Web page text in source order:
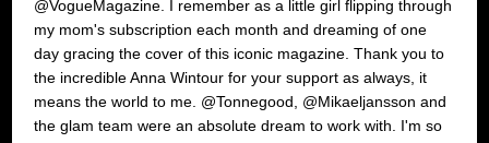
@VogueMagazine. I remember as a little girl flipping through
my mom's subscription each month and dreaming of one
day gracing the cover of this iconic magazine. Thank you to
the incredible Anna Wintour for your support as always, it
means the world to me. @Tonnegood, @Mikaeljansson and
the glam team were an absolute dream to work with. I'm so